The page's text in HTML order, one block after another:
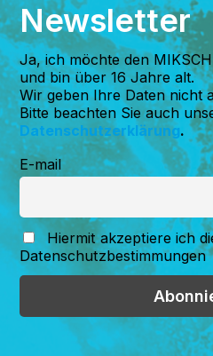
Newsletter
Ja, ich möchte den
und bin über 16 Jahre alt.
Wir geben Ihre Daten nicht
Bitte beachten Sie auch
Datenschutzerklärung.
E-mail
Hiermit akzeptiere ich
Datenschutzbestimmungen